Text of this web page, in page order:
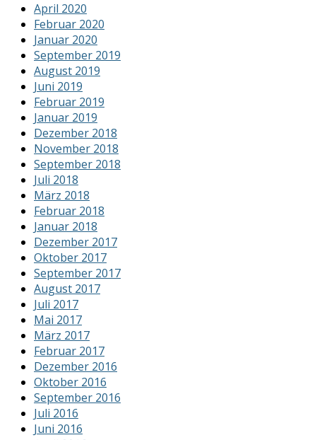
April 2020
Februar 2020
Januar 2020
September 2019
August 2019
Juni 2019
Februar 2019
Januar 2019
Dezember 2018
November 2018
September 2018
Juli 2018
März 2018
Februar 2018
Januar 2018
Dezember 2017
Oktober 2017
September 2017
August 2017
Juli 2017
Mai 2017
März 2017
Februar 2017
Dezember 2016
Oktober 2016
September 2016
Juli 2016
Juni 2016